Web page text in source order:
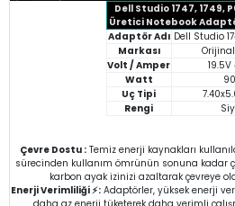
Dell Studio 1747, 1749,
Üretici Notebook
Adaptör Adı Dell Studio
Markası
Volt / Amper
Watt
Uç Tipi
Rengi
Çevre Dostu : Temiz enerji kaynakları
sürecinden kullanım ömrünün sonuna kadar
karbon ayak izinizi azaltarak çevreye
Enerji Verimliliği ⚡:Adaptörler, yüksek enerji